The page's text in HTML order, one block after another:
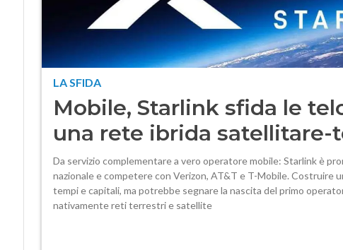
LA SFIDA
Mobile, Starlink sfida le
una rete ibrida satellitare-
Da servizio complementare a vero operatore mobile: Starlink è
nazionale e competere con Verizon, AT&T e T-Mobile. Costruire
tempi e capitali, ma potrebbe segnare la nascita del primo
nativamente reti terrestri e satellite